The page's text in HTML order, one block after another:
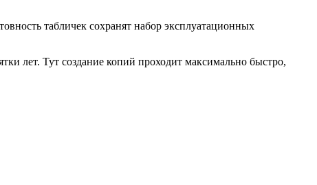
табличек сохранят набор эксплуатационных
лет. Тут создание копий проходит максимально быстро,